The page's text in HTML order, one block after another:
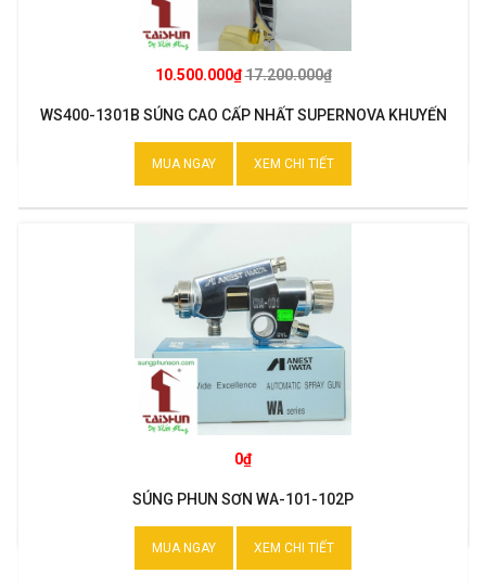
10.500.000₫17.200.000₫
WS400-1301B SÚNG CAO CẤP NHẤT SUPERNOVA KHUYẾN
MUA NGAY XEM CHI TIẾT
0₫
SÚNG PHUN SƠN WA-101-102P
MUA NGAY XEM CHI TIẾT